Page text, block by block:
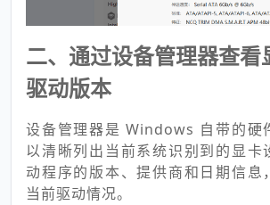
二、通过设备管理器查看
驱动版本
设备管理器是 Windows 自带的硬
以清晰列出当前系统识别到的显卡
动程序的版本、提供商和日期信息
当前驱动情况。